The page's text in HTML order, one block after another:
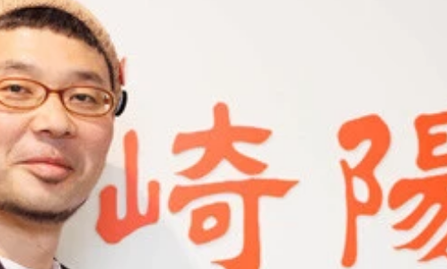
とコカ・コーラがコラボキャンペーンを実施した際にプレゼント
素冷凍食品
「ザ★®シュウマイ」の携帯ホルダー（シュウマイ潤私物）
ホルダー（シュウマイ潤私物）
なる、大満足の9個入り「ザ★®シュウマイ」
、冷めてもふんわりやわらかな「プリプリのエビシューマイ」
老肉焼売」
品の「XO香る肉焼売」。15個入り！
イシリーズ
シュウマイポーズ」をする松浦氏
ケティング本部 リテール事業部 リテール製品戦略 第1グループ